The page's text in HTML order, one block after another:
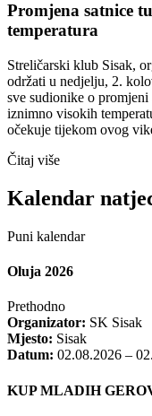
Promjena satnice
temperatura
Streličarski klub Sisak,
održati u nedjelju, 2.
sve sudionike o
iznimno visokih
očekuje tijekom ovog
Čitaj više
Kalendar
Puni kalendar
Oluja 2026
Prethodno
Organizator: SK Sisak
Mjesto: Sisak
Datum: 02.08.2026 –
KUP MLADIH